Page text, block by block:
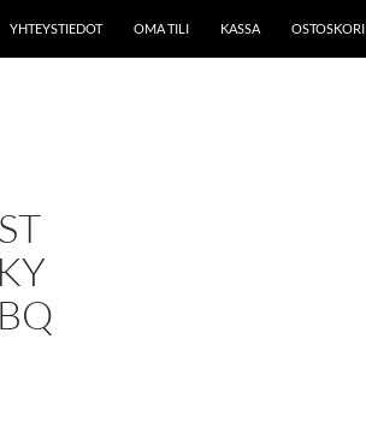
YHTEYSTIEDOT OMA TILI KASSA OSTOSKORI